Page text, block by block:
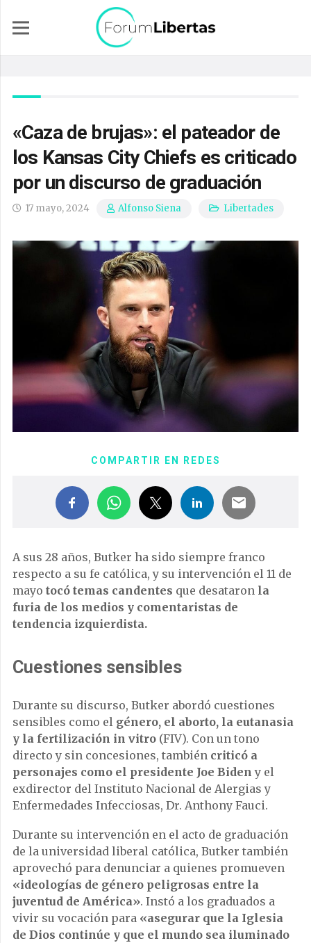
«Caza de brujas»: el pateador de
los Kansas City Chiefs es criticado
por un discurso de graduación
17 mayo, 2024 Alfonso Siena Libertades
COMPARTIR EN REDES
A sus 28 años, Butker ha sido siempre franco
respecto a su fe católica, y su intervención el 11 de
mayo tocó temas candentes que desataron la
furia de los medios y comentaristas de
tendencia izquierdista.
Cuestiones sensibles
Durante su discurso, Butker abordó cuestiones
sensibles como el género, el aborto, la eutanasia
y la fertilización in vitro (FIV). Con un tono
directo y sin concesiones, también criticó a
personajes como el presidente Joe Biden y el
exdirector del Instituto Nacional de Alergias y
Enfermedades Infecciosas, Dr. Anthony Fauci.
Durante su intervención en el acto de graduación
de la universidad liberal católica, Butker también
aprovechó para denunciar a quienes promueven
«ideologías de género peligrosas entre la
juventud de América». Instó a los graduados a
vivir su vocación para «asegurar que la Iglesia
de Dios continúe y que el mundo sea iluminado